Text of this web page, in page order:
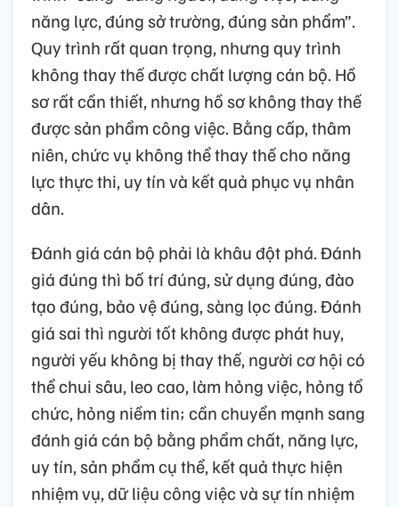
năng lực, đúng sở trường, đúng sản phẩm”.
Quy trình rất quan trọng, nhưng quy trình
không thay thế được chất lượng cán bộ. Hồ
sơ rất cần thiết, nhưng hồ sơ không thay thế
được sản phẩm công việc. Bằng cấp, thâm
niên, chức vụ không thể thay thế cho năng
lực thực thi, uy tín và kết quả phục vụ nhân
dân.
Đánh giá cán bộ phải là khâu đột phá. Đánh
giá đúng thì bố trí đúng, sử dụng đúng, đào
tạo đúng, bảo vệ đúng, sàng lọc đúng. Đánh
giá sai thì người tốt không được phát huy,
người yếu không bị thay thế, người cơ hội có
thể chui sâu, leo cao, làm hỏng việc, hỏng tổ
chức, hỏng niềm tin; cần chuyển mạnh sang
đánh giá cán bộ bằng phẩm chất, năng lực,
uy tín, sản phẩm cụ thể, kết quả thực hiện
nhiệm vụ, dữ liệu công việc và sự tín nhiệm